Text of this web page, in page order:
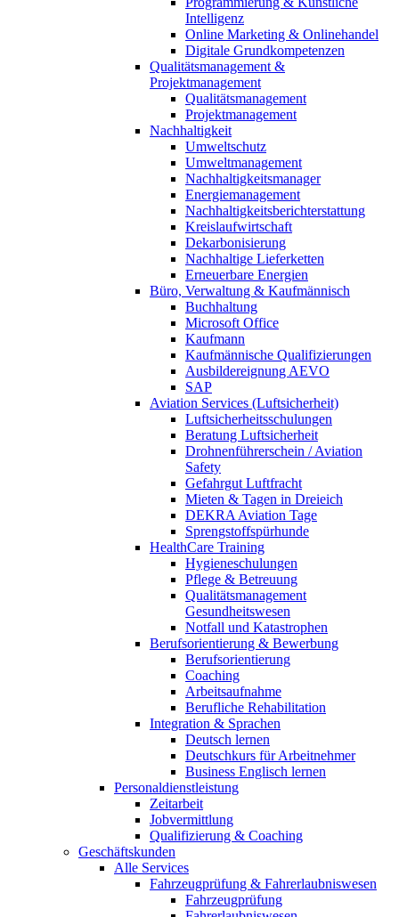
Intelligenz
Online Marketing & Onlinehandel
Digitale Grundkompetenzen
Qualitätsmanagement &
Projektmanagement
Qualitätsmanagement
Projektmanagement
Nachhaltigkeit
Umweltschutz
Umweltmanagement
Nachhaltigkeitsmanager
Energiemanagement
Nachhaltigkeitsberichterstattung
Kreislaufwirtschaft
Dekarbonisierung
Nachhaltige Lieferketten
Erneuerbare Energien
Büro, Verwaltung & Kaufmännisch
Buchhaltung
Microsoft Office
Kaufmann
Kaufmännische Qualifizierungen
Ausbildereignung AEVO
SAP
Aviation Services (Luftsicherheit)
Luftsicherheitsschulungen
Beratung Luftsicherheit
Drohnenführerschein / Aviation
Safety
Gefahrgut Luftfracht
Mieten & Tagen in Dreieich
DEKRA Aviation Tage
Sprengstoffspürhunde
HealthCare Training
Hygieneschulungen
Pflege & Betreuung
Qualitätsmanagement
Gesundheitswesen
Notfall und Katastrophen
Berufsorientierung & Bewerbung
Berufsorientierung
Coaching
Arbeitsaufnahme
Berufliche Rehabilitation
Integration & Sprachen
Deutsch lernen
Deutschkurs für Arbeitnehmer
Business Englisch lernen
Personaldienstleistung
Zeitarbeit
Jobvermittlung
Qualifizierung & Coaching
Geschäftskunden
Alle Services
Fahrzeugprüfung & Fahrerlaubniswesen
Fahrzeugprüfung